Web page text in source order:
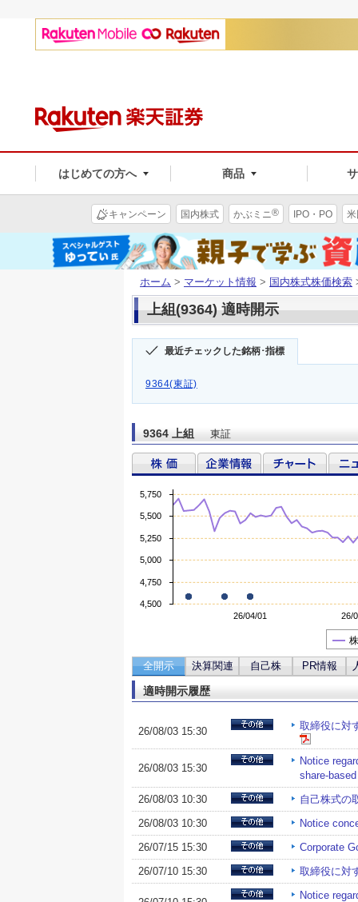
はじめての方へ 商品
キャンペーン 国内株式 かぶミニ® IPO・PO
ホーム > マーケット情報 > 国内株式株価検索
上組(9364) 適時開示
最近チェックした銘柄･指標
9364(東証)
9364 上組 東証